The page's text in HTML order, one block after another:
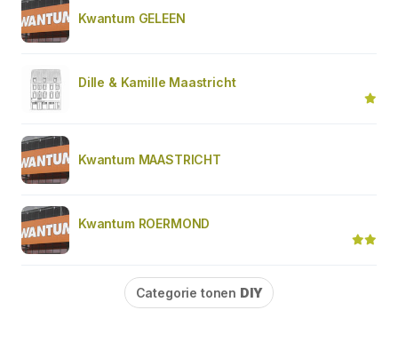
Kwantum GELEEN
Dille & Kamille Maastricht
Kwantum MAASTRICHT
Kwantum ROERMOND
Categorie tonen DIY